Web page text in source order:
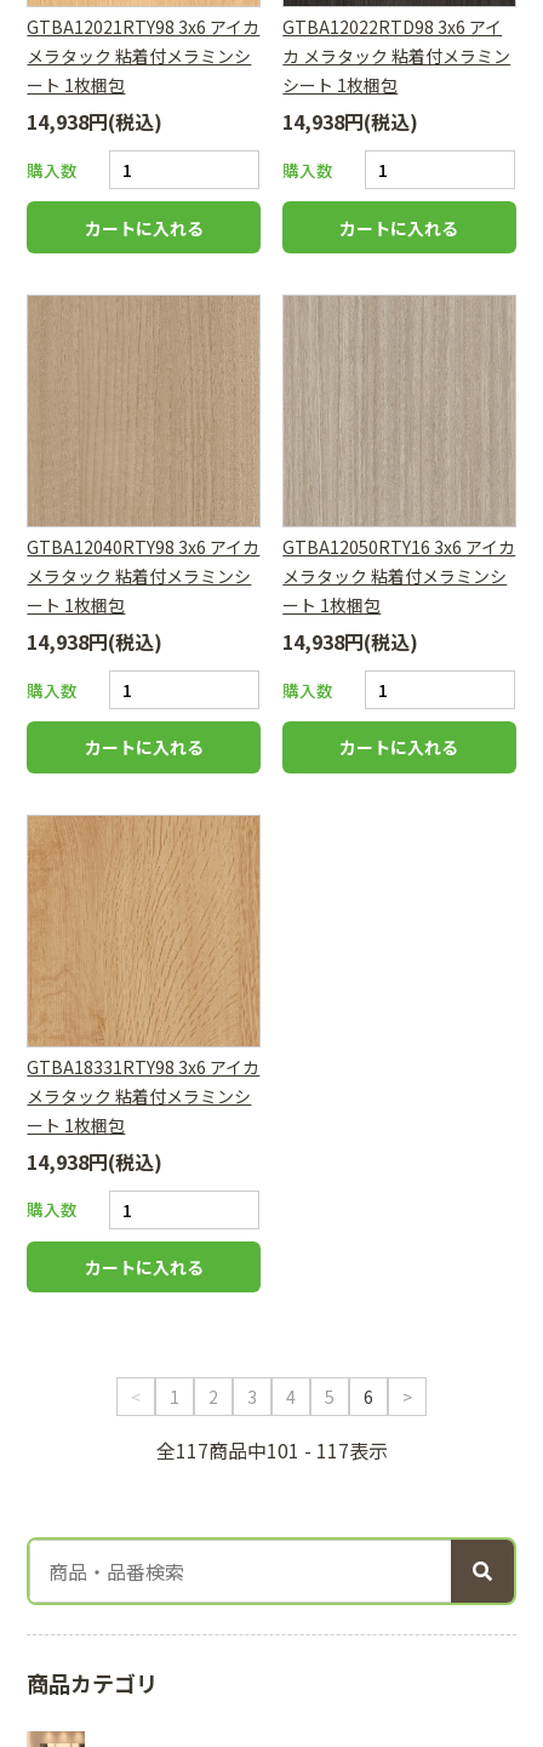
GTBA12021RTY98 3x6 アイカ
メラタック 粘着付メラミンシ
ート 1枚梱包
14,938円(税込)
購入数
GTBA12022RTD98 3x6 アイ
カ メラタック 粘着付メラミン
シート 1枚梱包
14,938円(税込)
購入数
GTBA12040RTY98 3x6 アイカ
メラタック 粘着付メラミンシ
ート 1枚梱包
14,938円(税込)
購入数
GTBA12050RTY16 3x6 アイカ
メラタック 粘着付メラミンシ
ート 1枚梱包
14,938円(税込)
購入数
GTBA18331RTY98 3x6 アイカ
メラタック 粘着付メラミンシ
ート 1枚梱包
14,938円(税込)
購入数
< 1 2 3 4 5 6 >
全117商品中101 - 117表示
商品カテゴリ